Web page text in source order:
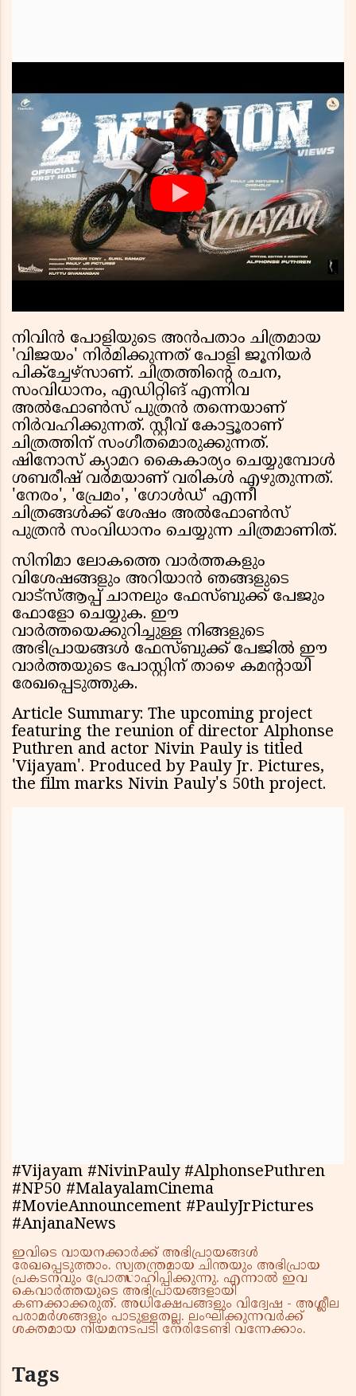
നിവിൻ പോളിയുടെ അൻപതാം ചിത്രമായ
'വിജയം' നിർമിക്കുന്നത് പോളി ജൂനിയർ
പിക്ച്ചേഴ്സാണ്. ചിത്രത്തിൻ്റെ രചന,
സംവിധാനം, എഡിറ്റിങ് എന്നിവ
അൽഫോൺസ് പുത്രൻ തന്നെയാണ്
നിർവഹിക്കുന്നത്. സ്റ്റീവ് കോട്ടൂരാണ്
ചിത്രത്തിന് സംഗീതമൊരുക്കുന്നത്.
ഷിനോസ് ക്യാമറ കൈകാര്യം ചെയ്യുമ്പോൾ
ശബരീഷ് വർമയാണ് വരികൾ എഴുതുന്നത്.
'നേരം', 'പ്രേമം', 'ഗോൾഡ്' എന്നീ
ചിത്രങ്ങൾക്ക് ശേഷം അൽഫോൺസ്
പുത്രൻ സംവിധാനം ചെയ്യുന്ന ചിത്രമാണിത്.
സിനിമാ ലോകത്തെ വാർത്തകളും
വിശേഷങ്ങളും അറിയാൻ ഞങ്ങളുടെ
വാട്സ്ആപ്പ് ചാനലും ഫേസ്ബുക്ക് പേജും
ഫോളോ ചെയ്യുക. ഈ
വാർത്തയെക്കുറിച്ചുള്ള നിങ്ങളുടെ
അഭിപ്രായങ്ങൾ ഫേസ്ബുക്ക് പേജിൽ ഈ
വാർത്തയുടെ പോസ്റ്റിന് താഴെ കമൻ്റായി
രേഖപ്പെടുത്തുക.
Article Summary: The upcoming project
featuring the reunion of director Alphonse
Puthren and actor Nivin Pauly is titled
'Vijayam'. Produced by Pauly Jr. Pictures,
the film marks Nivin Pauly's 50th project.
#Vijayam #NivinPauly #AlphonsePuthren
#NP50 #MalayalamCinema
#MovieAnnouncement #PaulyJrPictures
#AnjanaNews
ഇവിടെ വായനക്കാർക്ക് അഭിപ്രായങ്ങൾ
രേഖപ്പെടുത്താം. സ്വതന്ത്രമായ ചിന്തയും അഭിപ്രായ
പ്രകടനവും പ്രോത്സാഹിപ്പിക്കുന്നു. എന്നാൽ ഇവ
കെവാർത്തയുടെ അഭിപ്രായങ്ങളായി
കണക്കാക്കരുത്. അധിക്ഷേപങ്ങളും വിദ്വേഷ - അശ്ലീല
പരാമർശങ്ങളും പാടുള്ളതല്ല. ലംഘിക്കുന്നവർക്ക്
ശക്തമായ നിയമനടപടി നേരിടേണ്ടി വന്നേക്കാം.
Tags